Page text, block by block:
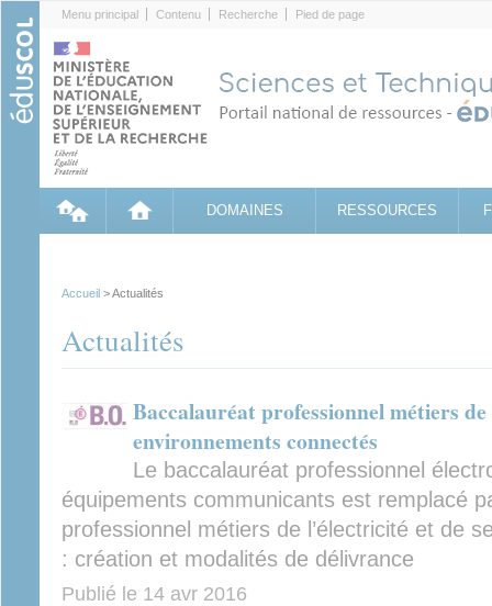
Menu principal Contenu Recherche Pied de page
DOMAINES RESSOURCES
Accueil > Actualités
Actualités
Baccalauréat professionnel métiers
environnements connectés
Le baccalauréat professionnel
équipements communicants est remplacé
professionnel métiers de l’électricité et de
: création et modalités de délivrance
Publié le 14 avr 2016